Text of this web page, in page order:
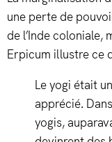
une perte de
de l’Inde coloniale,
Erpicum illustre ce
Le yogi était
apprécié.
yogis,